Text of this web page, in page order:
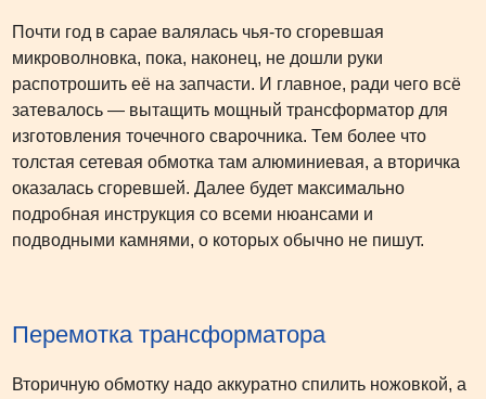
Почти год в сарае валялась чья-то сгоревшая
микроволновка, пока, наконец, не дошли руки
распотрошить её на запчасти. И главное, ради чего всё
затевалось — вытащить мощный трансформатор для
изготовления точечного сварочника. Тем более что
толстая сетевая обмотка там алюминиевая, а вторичка
оказалась сгоревшей. Далее будет максимально
подробная инструкция со всеми нюансами и
подводными камнями, о которых обычно не пишут.
Перемотка трансформатора
Вторичную обмотку надо аккуратно спилить ножовкой, а